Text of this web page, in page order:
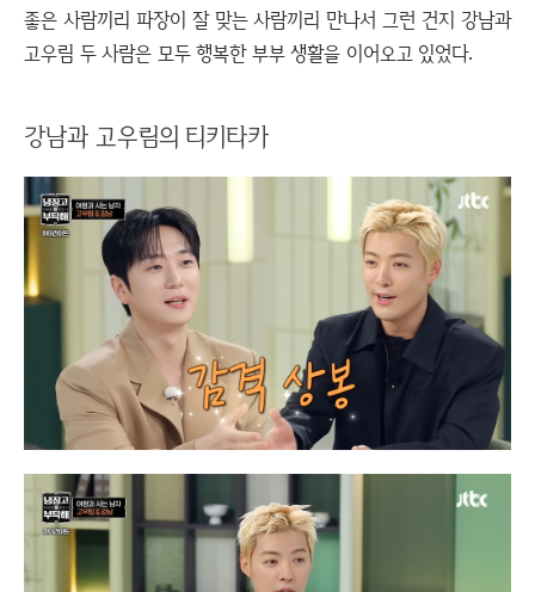
좋은 사람끼리 파장이 잘 맞는 사람끼리 만나서 그런 건지 강남과
고우림 두 사람은 모두 행복한 부부 생활을 이어오고 있었다.
강남과 고우림의 티키타카